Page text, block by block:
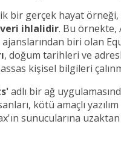
bir gerçek hayat
veri ihlalidir. Bu örnekte,
biri olan
, doğum tarihleri ve
kişisel bilgileri
adlı bir ağ
kötü amaçlı
sunucularına